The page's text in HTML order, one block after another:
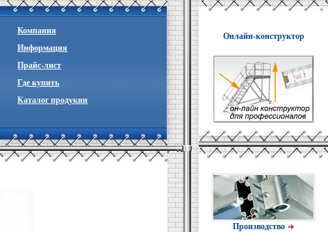
Компания
Информация
Прайc-лист
Где купить
Каталог продукии
Онлайн-конструктор
Производство